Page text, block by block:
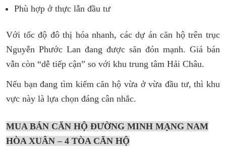
Phù hợp ở thực lẫn đầu tư
Với tốc độ đô thị hóa nhanh, các dự án căn hộ trên trục
Nguyễn Phước Lan đang được săn đón mạnh. Giá bán
vẫn còn “dễ tiếp cận” so với khu trung tâm Hải Châu.
Nếu bạn đang tìm kiếm căn hộ vừa ở vừa đầu tư, thì khu
vực này là lựa chọn đáng cân nhắc.
MUA BÁN CĂN HỘ ĐƯỜNG MINH MẠNG NAM
HÒA XUÂN – 4 TÒA CĂN HỘ